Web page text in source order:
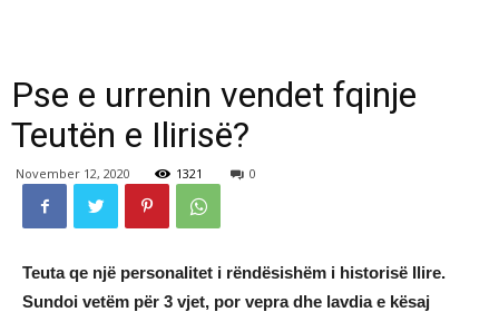
Pse e urrenin vendet fqinje
Teutën e Ilirisë?
November 12, 2020 1321 0
Teuta qe një personalitet i rëndësishëm i historisë Ilire.
Sundoi vetëm për 3 vjet, por vepra dhe lavdia e kësaj